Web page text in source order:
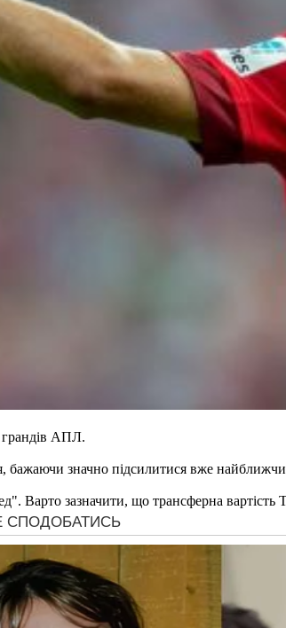
АПЛ.
бажаючи значно підсилитися вже
зазначити, що трансферна вартість